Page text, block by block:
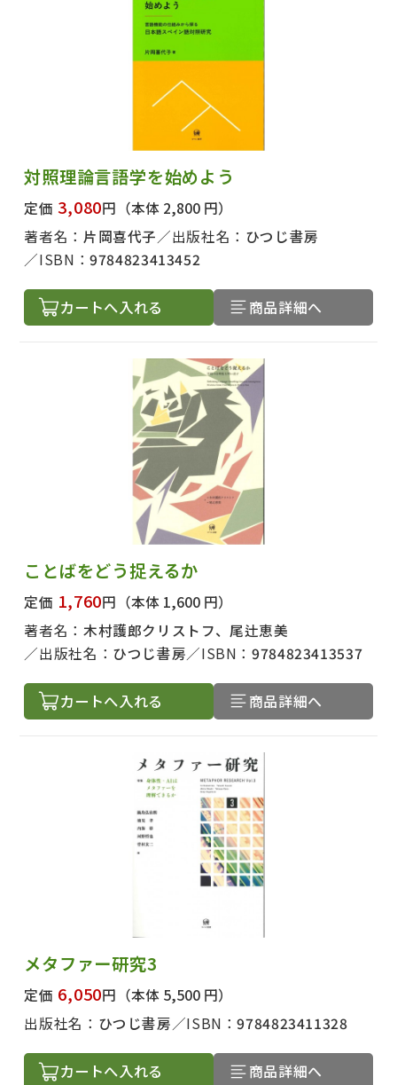
対照理論言語学を始めよう
定価 3,080円 （本体 2,800 円）
著者名： 片岡喜代子 出版社名： ひつじ書房
ISBN：9784823413452
カートへ入れる 商品詳細へ
ことばをどう捉えるか
定価 1,760円 （本体 1,600 円）
著者名： 木村護郎クリストフ、尾辻恵美
出版社名： ひつじ書房 ISBN：9784823413537
カートへ入れる 商品詳細へ
メタファー研究3
定価 6,050円 （本体 5,500 円）
出版社名： ひつじ書房 ISBN：9784823411328
カートへ入れる 商品詳細へ